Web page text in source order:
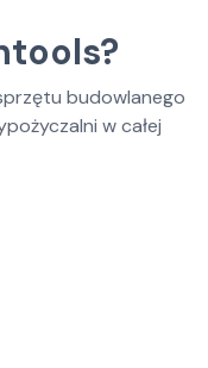
budowlanego
w całej